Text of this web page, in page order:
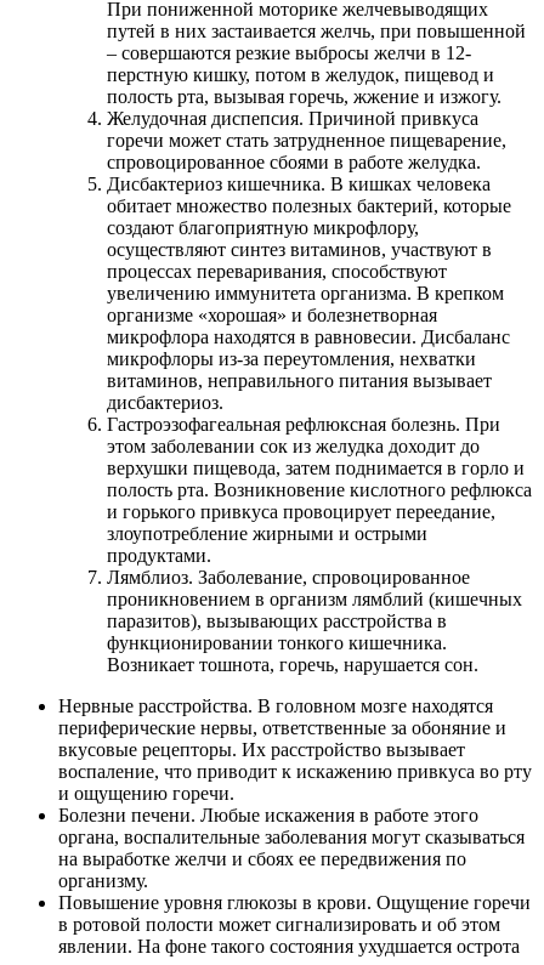
При пониженной моторике желчевыводящих
путей в них застаивается желчь, при повышенной
– совершаются резкие выбросы желчи в 12-
перстную кишку, потом в желудок, пищевод и
полость рта, вызывая горечь, жжение и изжогу.
Желудочная диспепсия. Причиной привкуса
горечи может стать затрудненное пищеварение,
спровоцированное сбоями в работе желудка.
Дисбактериоз кишечника. В кишках человека
обитает множество полезных бактерий, которые
создают благоприятную микрофлору,
осуществляют синтез витаминов, участвуют в
процессах переваривания, способствуют
увеличению иммунитета организма. В крепком
организме «хорошая» и болезнетворная
микрофлора находятся в равновесии. Дисбаланс
микрофлоры из-за переутомления, нехватки
витаминов, неправильного питания вызывает
дисбактериоз.
Гастроэзофагеальная рефлюксная болезнь. При
этом заболевании сок из желудка доходит до
верхушки пищевода, затем поднимается в горло и
полость рта. Возникновение кислотного рефлюкса
и горького привкуса провоцирует переедание,
злоупотребление жирными и острыми
продуктами.
Лямблиоз. Заболевание, спровоцированное
проникновением в организм лямблий (кишечных
паразитов), вызывающих расстройства в
функционировании тонкого кишечника.
Возникает тошнота, горечь, нарушается сон.
Нервные расстройства. В головном мозге находятся
периферические нервы, ответственные за обоняние и
вкусовые рецепторы. Их расстройство вызывает
воспаление, что приводит к искажению привкуса во рту
и ощущению горечи.
Болезни печени. Любые искажения в работе этого
органа, воспалительные заболевания могут сказываться
на выработке желчи и сбоях ее передвижения по
организму.
Повышение уровня глюкозы в крови. Ощущение горечи
в ротовой полости может сигнализировать и об этом
явлении. На фоне такого состояния ухудшается острота